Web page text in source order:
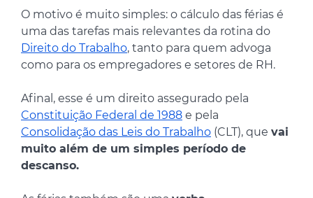
O motivo é muito simples: o cálculo das férias é
uma das tarefas mais relevantes da rotina do
Direito do Trabalho, tanto para quem advoga
como para os empregadores e setores de RH.
Afinal, esse é um direito assegurado pela
Constituição Federal de 1988 e pela
Consolidação das Leis do Trabalho (CLT), que vai
muito além de um simples período de
descanso.